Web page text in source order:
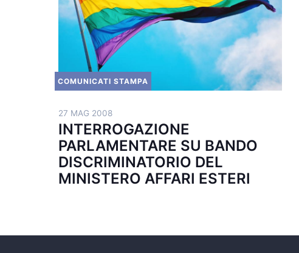
Politica
Fuor di Pagina
COMUNICATI STAMPA
27 MAG 2008
INTERROGAZIONE
PARLAMENTARE SU BANDO
DISCRIMINATORIO DEL
MINISTERO AFFARI ESTERI